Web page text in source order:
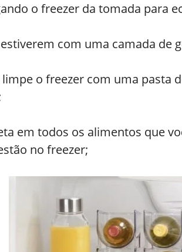
o freezer da tomada para
com uma camada de
limpe o freezer com uma pasta
em todos os alimentos que
no freezer;